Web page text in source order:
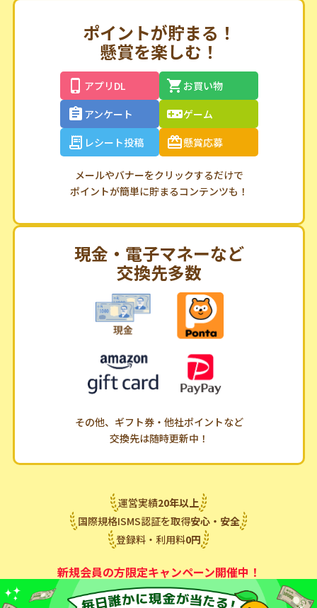
ポイントが貯まる！
懸賞を楽しむ！
アプリDL
お買い物
アンケート
ゲーム
レシート投稿
懸賞応募
メールやバナーをクリックするだけで
ポイントが簡単に貯まるコンテンツも！
現金・電子マネーなど
交換先多数
その他、ギフト券・他社ポイントなど
交換先は随時更新中！
運営実績20年以上
国際規格ISMS認証を取得安心・安全
登録料・利用料0円
新規会員の方限定キャンペーン開催中！